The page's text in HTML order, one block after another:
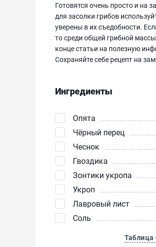
Готовятся очень просто и на
для засолки грибов
уверены в их съедобности.
то среди общей грибной
конце статьи на полезную
Сохраняйте себе рецепт на
Ингредиенты
Опята
Чёрный перец
Чеснок
Гвоздика
Зонтики укропа
Укроп
Лавровый лист
Соль